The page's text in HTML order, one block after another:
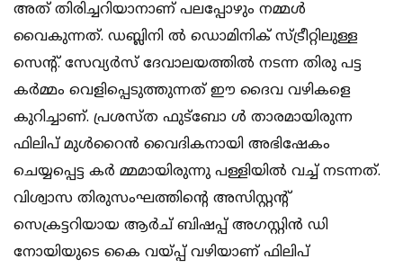
അത് തിരിച്ചറിയാനാണ് പലപ്പോഴും നമ്മള്‍
വൈകുന്നത്. ഡബ്ലിനി ല്‍ ഡൊമിനിക് സ്ട്രീറ്റിലുള്ള
സെന്റ്. സേവ്യര്‍സ് ദേവാലയത്തില്‍ നടന്ന തിരു പട്ട
കര്‍മ്മം വെളിപ്പെടുത്തുന്നത് ഈ ദൈവ വഴികളെ
കുറിച്ചാണ്. പ്രശസ്ത ഫുട്‌ബോ ള്‍ താരമായിരുന്ന
ഫിലിപ് മുള്‍റൈന്‍ വൈദികനായി അഭിഷേകം
ചെയ്യപ്പെട്ട കര്‍ മ്മമായിരുന്നു പള്ളിയില്‍ വച്ച് നടന്നത്.
വിശ്വാസ തിരുസംഘത്തിന്റെ അസിസ്റ്റന്റ്
സെക്രട്ടറിയായ ആര്‍ച് ബിഷപ്പ് അഗസ്റ്റിന്‍ ഡി
നോയിയുടെ കൈ വയ്പ്പ് വഴിയാണ് ഫിലിപ്